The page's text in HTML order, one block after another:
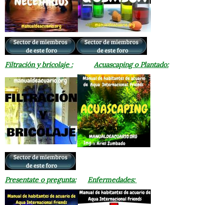
Filtración y bricolaje : Acuascaping o Plantado:
Presentate o pregunta: Enfermedades: